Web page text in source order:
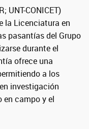
UNT-CONICET)
la Licenciatura en
pasantías del Grupo
durante el
ofrece una
a los
investigación
campo y el